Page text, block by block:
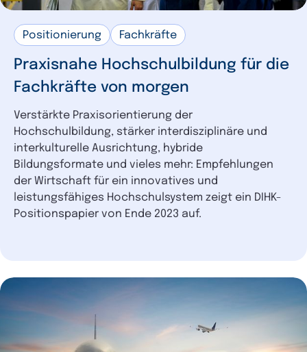
Positionierung Fachkräfte
Praxisnahe Hochschulbildung für die
Fachkräfte von morgen
Verstärkte Praxisorientierung der
Hochschulbildung, stärker interdisziplinäre und
interkulturelle Ausrichtung, hybride
Bildungsformate und vieles mehr: Empfehlungen
der Wirtschaft für ein innovatives und
leistungsfähiges Hochschulsystem zeigt ein DIHK-
Positionspapier von Ende 2023 auf.